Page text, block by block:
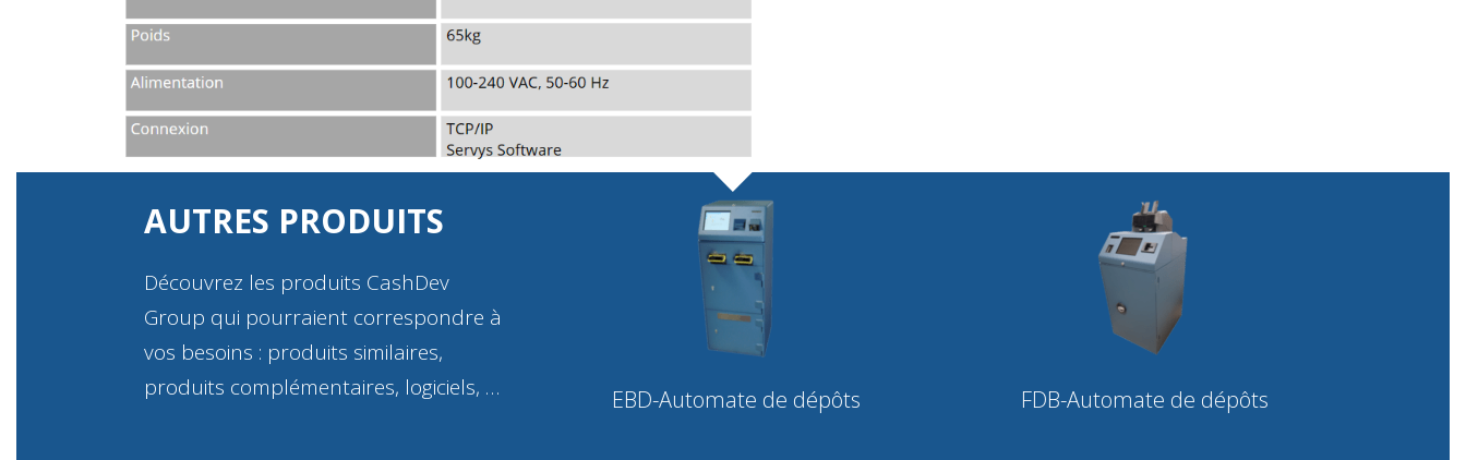
AUTRES PRODUITS
Découvrez les produits CashDev
Group qui pourraient correspondre à
vos besoins : produits similaires,
produits complémentaires, logiciels, …
EBD-Automate de dépôts FDB-Automate de dépôts